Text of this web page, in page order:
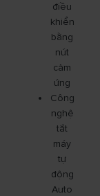
điều
khiển
bằng
nút
cảm
ứng
Công
nghệ
tắt
máy
tự
động
Auto